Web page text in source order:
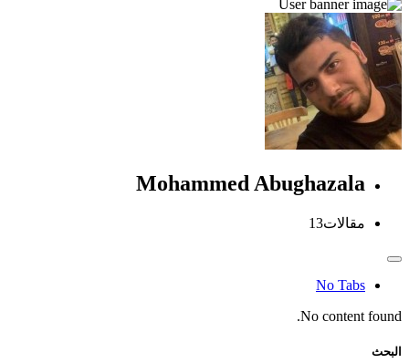
Mohammed Abughazala
مقالات13
No Tabs
No content found.
البحث